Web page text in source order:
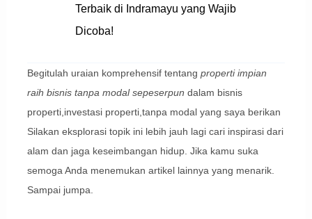
Terbaik di Indramayu yang Wajib
Dicoba!
Begitulah uraian komprehensif tentang properti impian
raih bisnis tanpa modal sepeserpun dalam bisnis
properti,investasi properti,tanpa modal yang saya berikan
Silakan eksplorasi topik ini lebih jauh lagi cari inspirasi dari
alam dan jaga keseimbangan hidup. Jika kamu suka
semoga Anda menemukan artikel lainnya yang menarik.
Sampai jumpa.